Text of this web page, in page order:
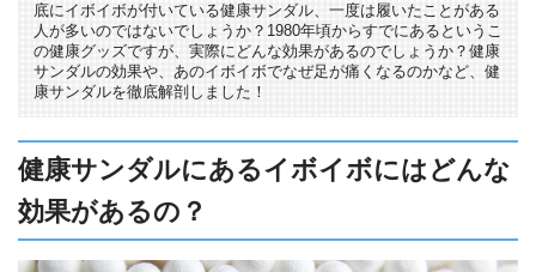
底にイボイボが付いている健康サンダル、一度は履いたことがある
人が多いのではないでしょうか？1980年頃からすでにあるというこ
の健康グッズですが、実際にどんな効果があるのでしょうか？健康
サンダルの効果や、あのイボイボでなぜ足が痛くなるのかなど、健
康サンダルを徹底解剖しました！
健康サンダルにあるイボイボにはどんな
効果があるの？